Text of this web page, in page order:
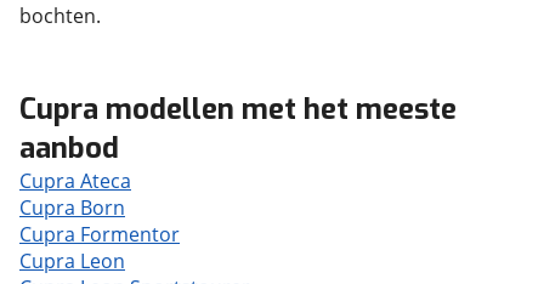
bochten.
Cupra modellen met het meeste
aanbod
Cupra Ateca
Cupra Born
Cupra Formentor
Cupra Leon